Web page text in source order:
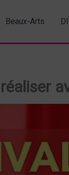
Beaux-Arts